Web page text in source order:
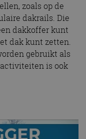
zoals op de
dakrails. Die
dakkoffer kunt
dak kunt zetten.
gebruikt als
is ook